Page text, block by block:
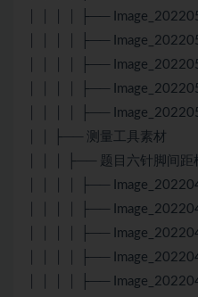
│ │ │ │ ├──
│ │ │ │ ├──
│ │ │ │ ├──
│ │ │ │ ├──
│ │ │ │ ├──
│ │ ├── 测量工具素材
│ │ │ ├── 题目六针脚间距
│ │ │ │ ├──
│ │ │ │ ├──
│ │ │ │ ├──
│ │ │ │ ├──
│ │ │ │ ├──